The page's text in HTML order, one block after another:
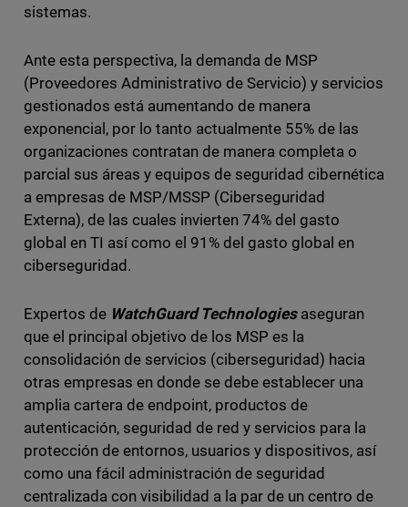
sistemas.
Ante esta perspectiva, la demanda de MSP
(Proveedores Administrativo de Servicio) y servicios
gestionados está aumentando de manera
exponencial, por lo tanto actualmente 55% de las
organizaciones contratan de manera completa o
parcial sus áreas y equipos de seguridad cibernética
a empresas de MSP/MSSP (Ciberseguridad
Externa), de las cuales invierten 74% del gasto
global en TI así como el 91% del gasto global en
ciberseguridad.
Expertos de WatchGuard Technologiesaseguran
que el principal objetivo de los MSP es la
consolidación de servicios (ciberseguridad) hacia
otras empresas en donde se debe establecer una
amplia cartera de endpoint, productos de
autenticación, seguridad de red y servicios para la
protección de entornos, usuarios y dispositivos, así
como una fácil administración de seguridad
centralizada con visibilidad a la par de un centro de